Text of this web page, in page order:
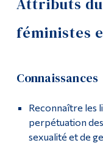
Comment s’inscrire?
Attributs du certificat
Événements
féministes
Connaissances
Reconnaître les
perpétuation
sexualité et de